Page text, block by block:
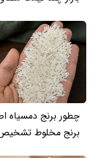
چطور برنج دمسیاه
برنج مخلوط